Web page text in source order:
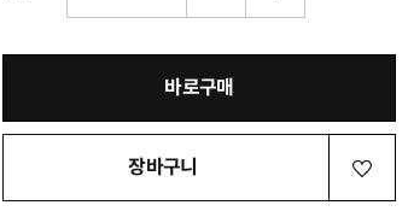
바로구매
장바구니